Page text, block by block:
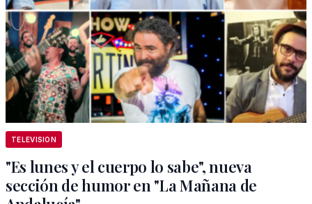
TELEVISION
"Es lunes y el cuerpo lo sabe", nueva
sección de humor en "La Mañana de